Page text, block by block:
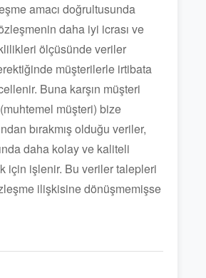
amacı doğrultusunda
daha iyi icrası ve
ölçüsünde veriler
müşterilerle irtibata
Buna karşın müşteri
(muhtemel müşteri) bize
bırakmış olduğu veriler,
daha kolay ve kaliteli
için işlenir. Bu veriler talepleri
ilişkisine dönüşmemişse